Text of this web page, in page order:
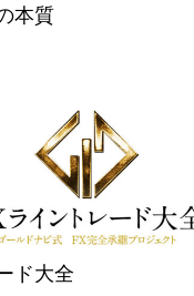
本質
ド大全